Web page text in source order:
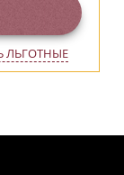
ЛЬГОТНЫЕ